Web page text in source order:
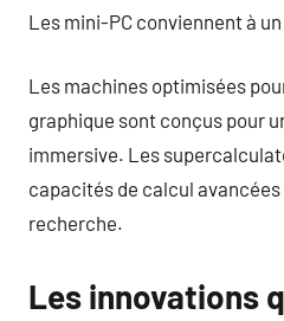
Les mini-PC conviennent à
Les machines optimisées
graphique sont conçus pour
immersive. Les
capacités de calcul
recherche.
Les innovations